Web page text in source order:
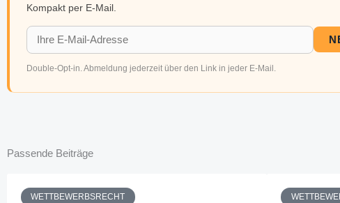
Kompakt per E-Mail.
Double-Opt-in. Abmeldung jederzeit über den Link in jeder E-Mail.
Passende Beiträge
WETTBEWERBSRECHT